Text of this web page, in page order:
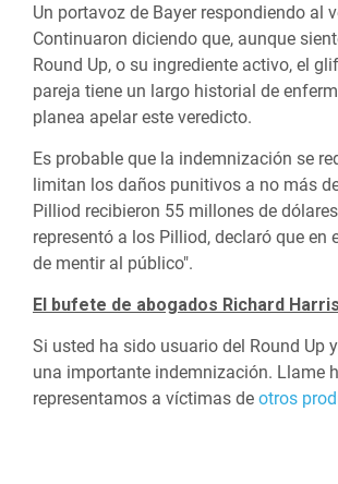
Un portavoz de Bayer respondiendo al
Continuaron diciendo que, aunque
Round Up, o su ingrediente activo, el
pareja tiene un largo historial de
planea apelar este veredicto.
Es probable que la indemnización se
limitan los daños punitivos a no más
Pilliod recibieron 55 millones de
representó a los Pilliod, declaró que
de mentir al público".
El bufete de abogados Richard
Si usted ha sido usuario del Round Up
una importante indemnización. Llame
representamos a víctimas de otros